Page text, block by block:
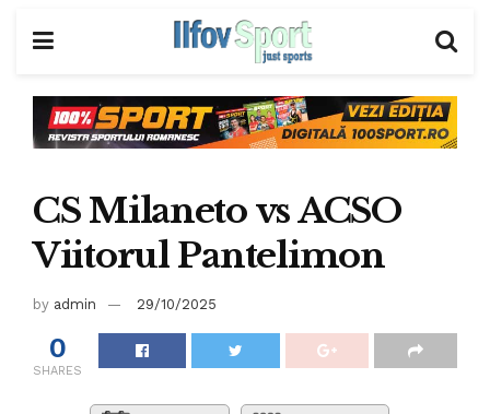
CS Milaneto vs ACSO
Viitorul Pantelimon
by admin 29/10/2025
0
SHARES